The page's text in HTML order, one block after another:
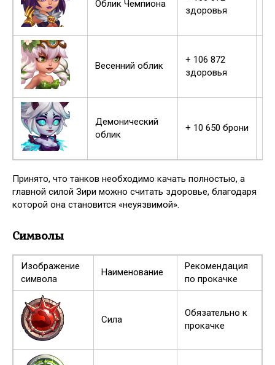
Облик Чемпиона
здоровья
Весенний облик
+ 106 872
здоровья
Демонический
облик
+ 10 650 брони
Принято, что танков необходимо качать полностью, а
главной силой Зири можно считать здоровье, благодаря
которой она становится «неуязвимой».
Символы
Изображение
символа
Наименование
Рекомендация
по прокачке
Сила
Обязательно к
прокачке